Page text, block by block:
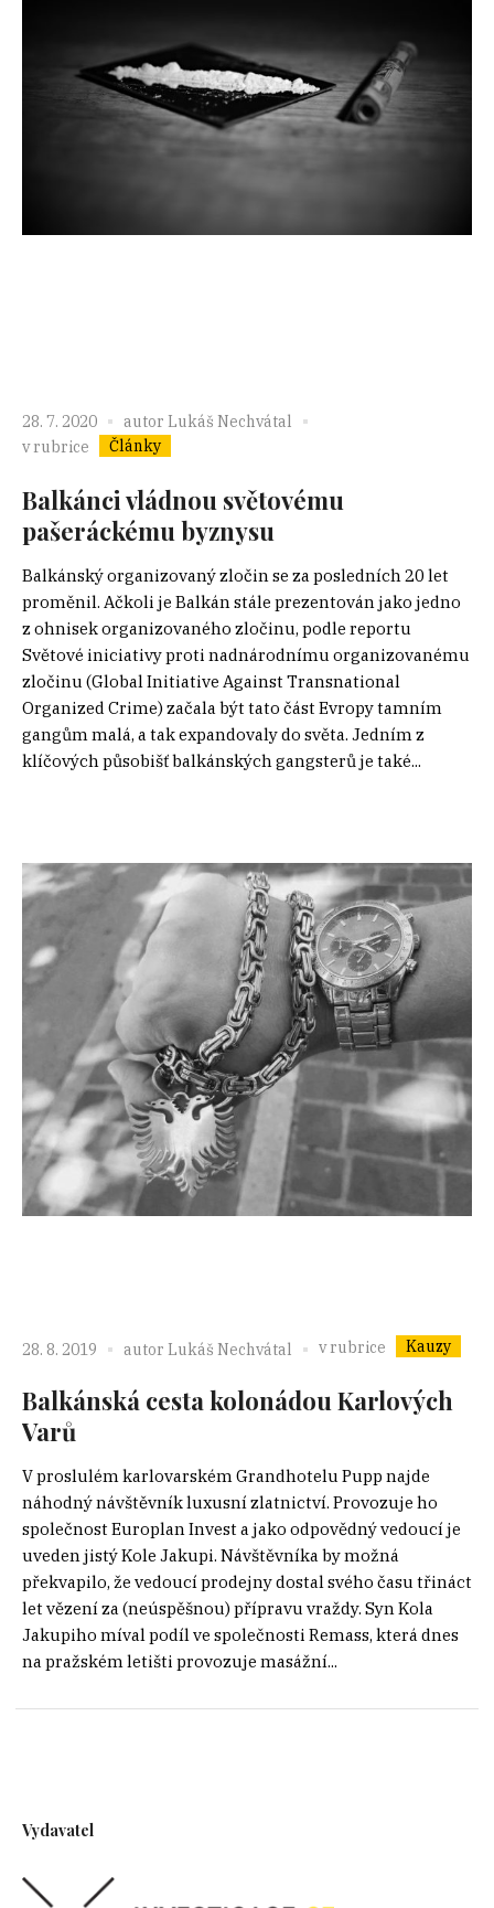
28. 7. 2020 autor Lukáš Nechvátal
v rubrice
Články
Balkánci vládnou světovému
pašeráckému byznysu
Balkánský organizovaný zločin se za posledních 20 let
proměnil. Ačkoli je Balkán stále prezentován jako jedno
z ohnisek organizovaného zločinu, podle reportu
Světové iniciativy proti nadnárodnímu organizovanému
zločinu (Global Initiative Against Transnational
Organized Crime) začala být tato část Evropy tamním
gangům malá, a tak expandovaly do světa. Jedním z
klíčových působišť balkánských gangsterů je také...
28. 8. 2019 autor Lukáš Nechvátal v rubrice Kauzy
Balkánská cesta kolonádou Karlových
Varů
V proslulém karlovarském Grandhotelu Pupp najde
náhodný návštěvník luxusní zlatnictví. Provozuje ho
společnost Europlan Invest a jako odpovědný vedoucí je
uveden jistý Kole Jakupi. Návštěvníka by možná
překvapilo, že vedoucí prodejny dostal svého času třináct
let vězení za (neúspěšnou) přípravu vraždy. Syn Kola
Jakupiho míval podíl ve společnosti Remass, která dnes
na pražském letišti provozuje masážní...
Vydavatel